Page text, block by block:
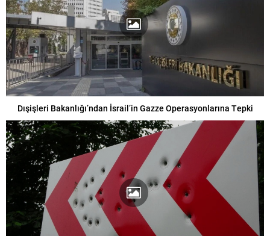
Dışişleri Bakanlığı’ndan İsrail’in Gazze Operasyonlarına Tepki